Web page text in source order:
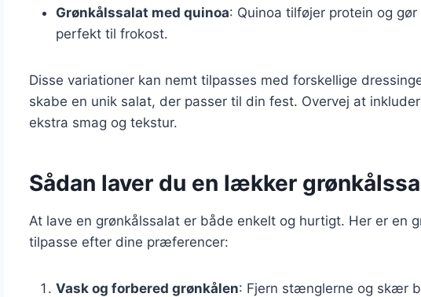
Grønkålssalat med quinoa: Quinoa tilføjer protein og
perfekt til frokost.
Disse variationer kan nemt tilpasses med forskellige
skabe en unik salat, der passer til din fest. Overvej at
ekstra smag og tekstur.
Sådan laver du en lækker
At lave en grønkålssalat er både enkelt og hurtigt. Her er en
tilpasse efter dine præferencer:
Vask og forbered grønkålen: Fjern stænglerne og skær